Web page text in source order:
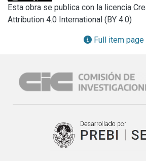
-Inscripción a las Becas de
-Prórroga para Becas cofinanciadas en
-CIDEFI dicta curso sobre
Esta obra se publica con la licencia
Attribution 4.0 International (BY 4.0)
Full item page